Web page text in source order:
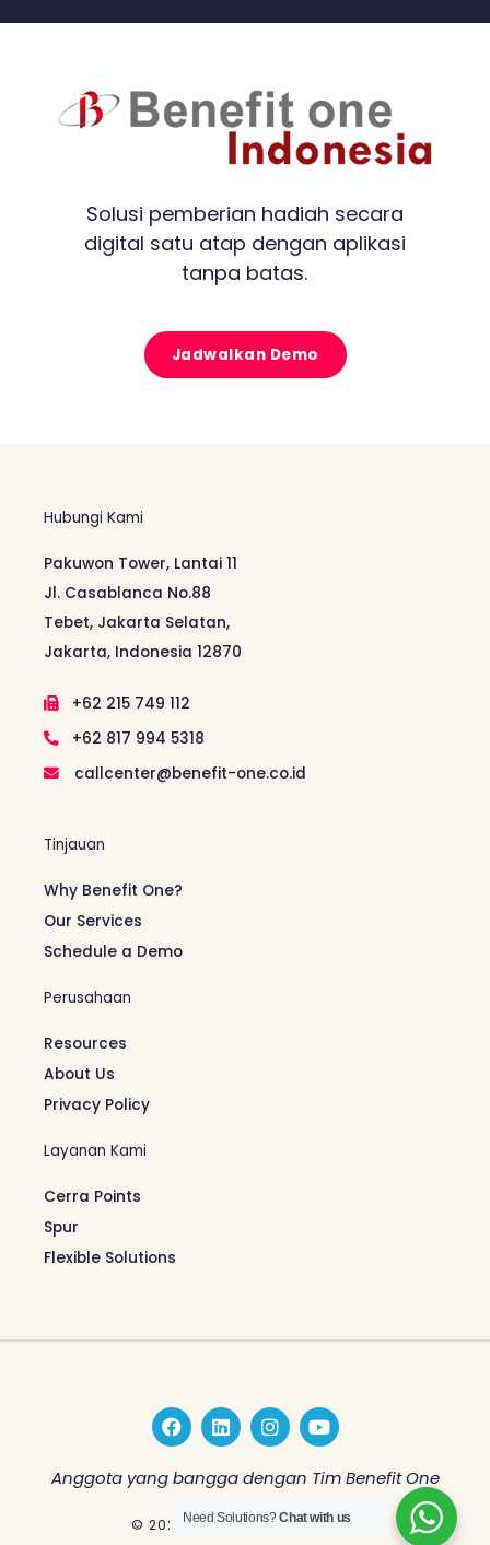
Solusi pemberian hadiah secara
digital satu atap dengan aplikasi
tanpa batas.
Jadwalkan Demo
Hubungi Kami
Pakuwon Tower, Lantai 11
Jl. Casablanca No.88
Tebet, Jakarta Selatan,
Jakarta, Indonesia 12870
+62 215 749 112
+62 817 994 5318
callcenter@benefit-one.co.id
Tinjauan
Why Benefit One?
Our Services
Schedule a Demo
Perusahaan
Resources
About Us
Privacy Policy
Layanan Kami
Cerra Points
Spur
Flexible Solutions
F
a
c
e
L
i
n
k
e
d
I
n
s
t
a
g
Y
o
u
t
b
Anggota yang bangga dengan Tim Benefit One
© 2026 Benefit One Indonesia
Need Solutions?Chat with us